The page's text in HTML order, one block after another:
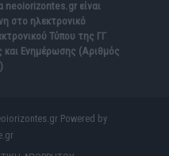
neoiorizontes.grείναι
στο ηλεκτρονικό
Τύπου της ΓΓ
και Ενημέρωσης (Αριθμός
Powered by